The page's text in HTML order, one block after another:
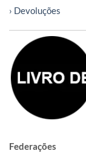
› Devoluções
Federações